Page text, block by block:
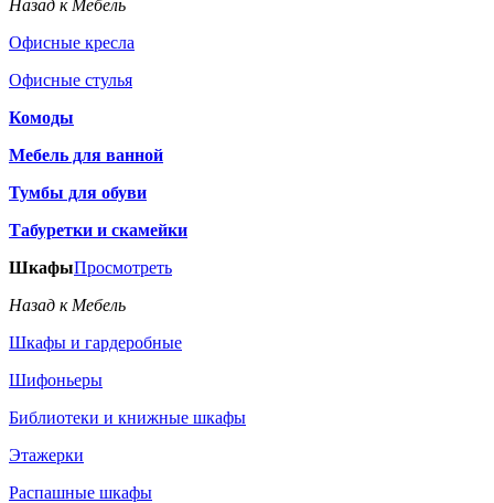
Назад к Мебель
Офисные кресла
Офисные стулья
Комоды
Мебель для ванной
Тумбы для обуви
Табуретки и скамейки
ШкафыПросмотреть
Назад к Мебель
Шкафы и гардеробные
Шифоньеры
Библиотеки и книжные шкафы
Этажерки
Распашные шкафы